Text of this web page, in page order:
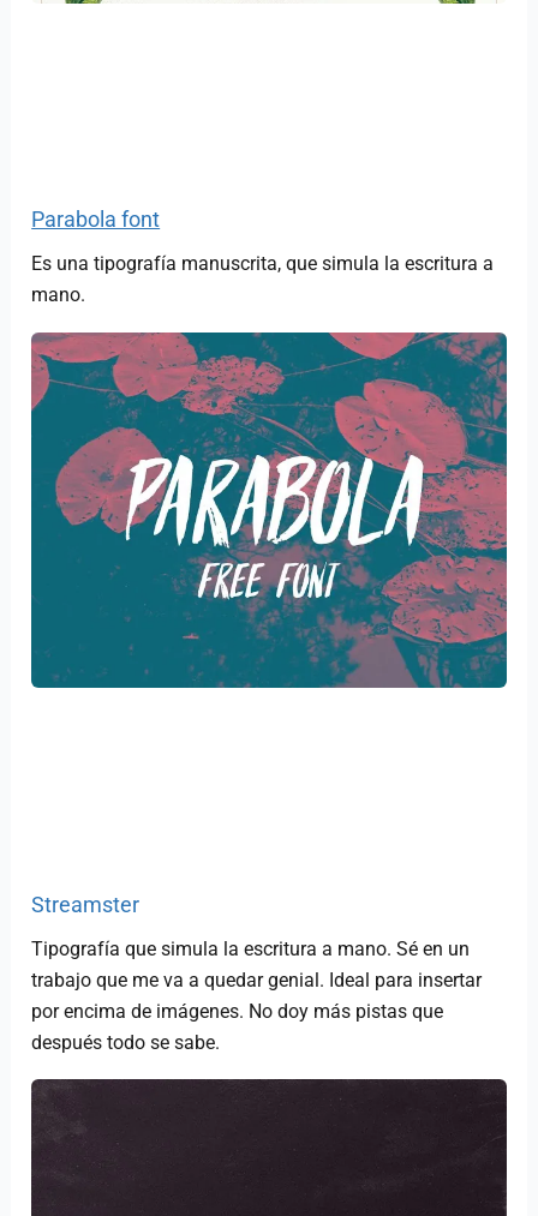
Parabola font
Es una tipografía manuscrita, que simula la escritura a
mano.
Streamster
Tipografía que simula la escritura a mano. Sé en un
trabajo que me va a quedar genial. Ideal para insertar
por encima de imágenes. No doy más pistas que
después todo se sabe.